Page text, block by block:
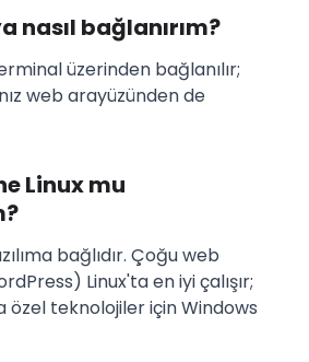
nasıl bağlanırım?
üzerinden bağlanılır;
web arayüzünden de
Linux mu
bağlıdır. Çoğu web
Linux'ta en iyi çalışır;
özel teknolojiler için Windows